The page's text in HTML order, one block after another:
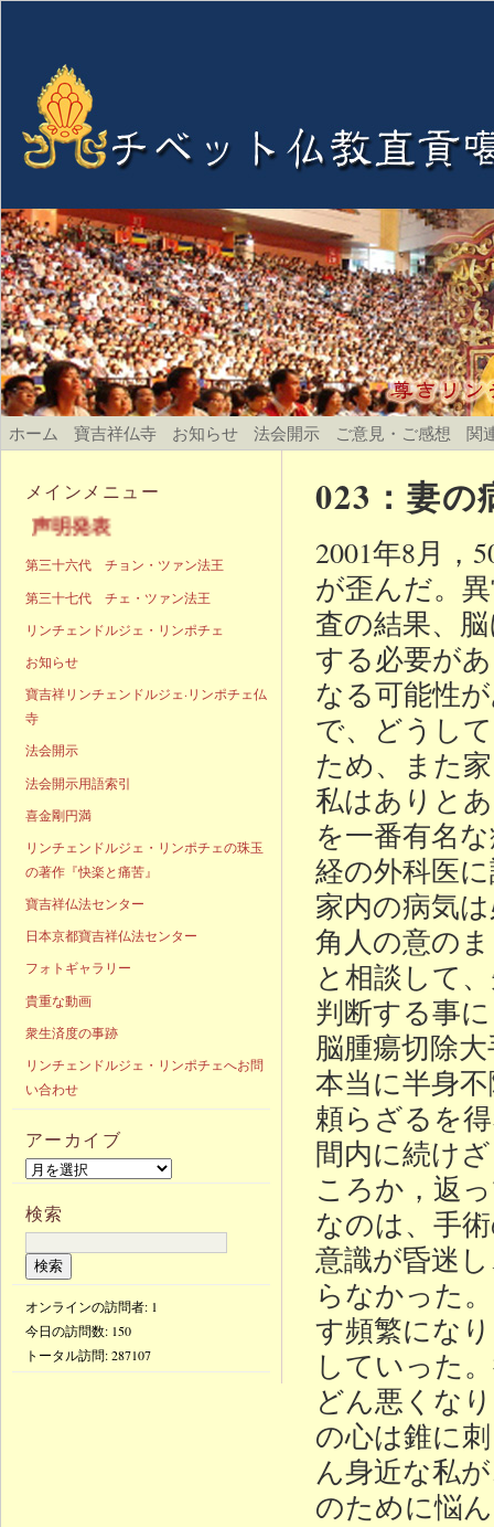
ホーム 寶吉祥仏寺 お知らせ 法会開示 ご意見・ご感想 関
023：妻の
2001年8月，
が歪んだ。
査の結果、
する必要が
なる可能性
で、どうし
ため、また
私はありと
を一番有名
経の外科医
家内の病気
角人の意の
と相談して
判断する事
脳腫瘍切除
本当に半身
頼らざるを
間内に続け
ころか，返
なのは、手
意識が昏迷
らなかった
す頻繁にな
していった
どん悪くな
の心は錐に
ん身近な私
のために悩
メインメニュー
第三十六代 チョン・ツァン法王
第三十七代 チェ・ツァン法王
リンチェンドルジェ・リンポチェ
お知らせ
寶吉祥リンチェンドルジェ·リンポチェ仏
寺
法会開示
法会開示用語索引
喜金剛円満
リンチェンドルジェ・リンポチェの珠玉
の著作『快楽と痛苦』
寶吉祥仏法センター
日本京都寶吉祥仏法センター
フォトギャラリー
貴重な動画
衆生済度の事跡
リンチェンドルジェ・リンポチェへお問
い合わせ
アーカイブ
検索
オンラインの訪問者: 1
今日の訪問数: 150
トータル訪問:287107